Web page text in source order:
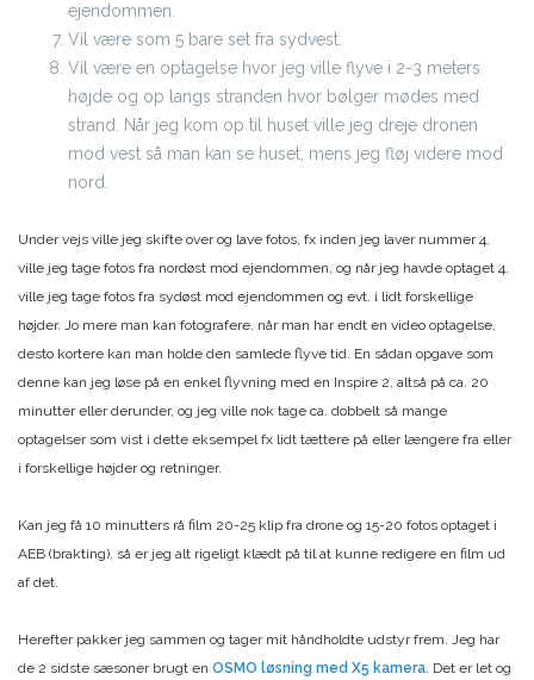
ejendommen.
Vil være som 5 bare set fra sydvest.
Vil være en optagelse hvor jeg ville flyve i 2-3 meters
højde og op langs stranden hvor bølger mødes med
strand. Når jeg kom op til huset ville jeg dreje dronen
mod vest så man kan se huset, mens jeg fløj videre mod
nord.
Under vejs ville jeg skifte over og lave fotos, fx inden jeg laver nummer 4,
ville jeg tage fotos fra nordøst mod ejendommen, og når jeg havde optaget 4,
ville jeg tage fotos fra sydøst mod ejendommen og evt. i lidt forskellige
højder. Jo mere man kan fotografere, når man har endt en video optagelse,
desto kortere kan man holde den samlede flyve tid. En sådan opgave som
denne kan jeg løse på en enkel flyvning med en Inspire 2, altså på ca. 20
minutter eller derunder, og jeg ville nok tage ca. dobbelt så mange
optagelser som vist i dette eksempel fx lidt tættere på eller længere fra eller
i forskellige højder og retninger.
Kan jeg få 10 minutters rå film 20-25 klip fra drone og 15-20 fotos optaget i
AEB (brakting), så er jeg alt rigeligt klædt på til at kunne redigere en film ud
af det.
Herefter pakker jeg sammen og tager mit håndholdte udstyr frem. Jeg har
de 2 sidste sæsoner brugt en OSMO løsning med X5 kamera . Det er let og